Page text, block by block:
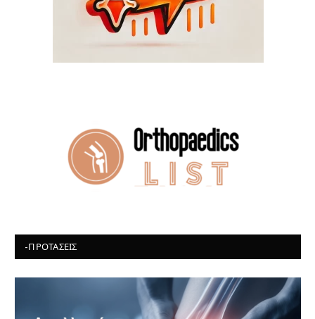
-ΠΡΟΤΆΣΕΙΣ